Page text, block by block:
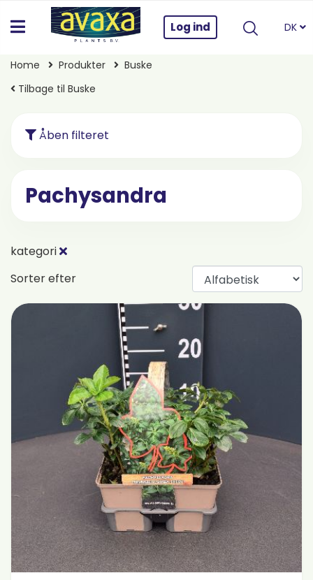
Log ind DK
Home Produkter
Buske
Tilbage til Buske
Åben filteret
Pachysandra
kategori
Sorter efter